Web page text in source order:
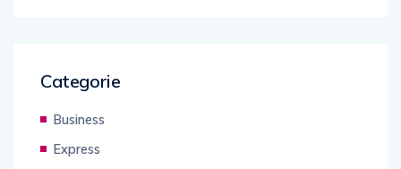
Categorie
Business
Express